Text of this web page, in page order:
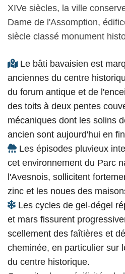
XIVe siècles, la ville
Dame de l'Assomption,
siècle classé monument
Le bâti bavaisien est
anciennes du centre
du forum antique et de
des toits à deux pentes
mécaniques dont les solins
ancien sont aujourd'hui en
Les épisodes pluvieux
cet environnement du Parc
l'Avesnois, sollicitent
zinc et les noues des
Les cycles de gel-dégel
et mars fissurent
scellement des faîtières et
cheminée, en particulier sur
du centre historique.